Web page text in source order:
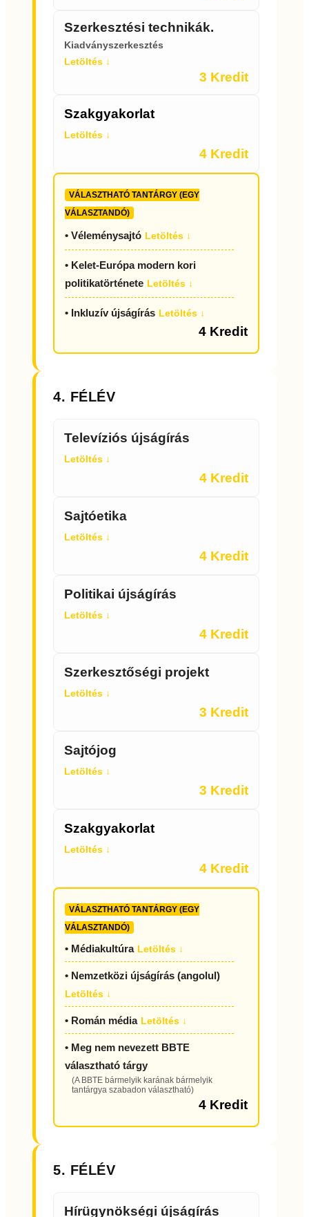
Szerkesztési technikák.
Kiadványszerkesztés
Letöltés ↓
3 Kredit
Szakgyakorlat
Letöltés ↓
4 Kredit
VÁLASZTHATÓ TANTÁRGY (EGY
VÁLASZTANDÓ)
• Véleménysajtó Letöltés ↓
• Kelet-Európa modern kori
politikatörténete Letöltés ↓
• Inkluzív újságírás Letöltés ↓
4 Kredit
4. FÉLÉV
Televíziós újságírás
Letöltés ↓
4 Kredit
Sajtóetika
Letöltés ↓
4 Kredit
Politikai újságírás
Letöltés ↓
4 Kredit
Szerkesztőségi projekt
Letöltés ↓
3 Kredit
Sajtójog
Letöltés ↓
3 Kredit
Szakgyakorlat
Letöltés ↓
4 Kredit
VÁLASZTHATÓ TANTÁRGY (EGY
VÁLASZTANDÓ)
• Médiakultúra Letöltés ↓
• Nemzetközi újságírás (angolul)
Letöltés ↓
• Román média Letöltés ↓
• Meg nem nevezett BBTE
választható tárgy
(A BBTE bármelyik karának bármelyik
tantárgya szabadon választható)
4 Kredit
5. FÉLÉV
Hírügynökségi újságírás